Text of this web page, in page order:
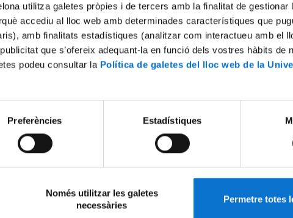
utilitza galetes pròpies i de tercers amb la finalitat de gestionar
accediu al lloc web amb determinades característiques que
amb finalitats estadístiques (analitzar com interactueu amb el
que s’ofereix adequant-la en funció dels vostres hàbits de
podeu consultar la Política de galetes del lloc web de la
Preferències Estadístiques
Només utilitzar les galetes
necessàries
Permetre totes
beques per fer pràctiques en oficines internacionals i en
es facilitarà informació sobre ajuts universitaris i de recerca.
sumat a altres activitats organitzades en el Club de Feina, es